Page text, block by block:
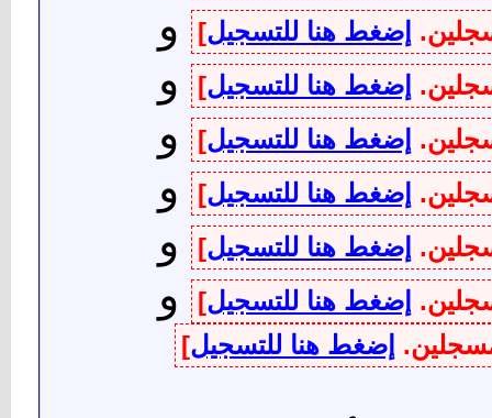
إضغط هنا للتسجيل] و
إضغط هنا للتسجيل] و
إضغط هنا للتسجيل] و
إضغط هنا للتسجيل] و
إضغط هنا للتسجيل] و
إضغط هنا للتسجيل] و
إضغط هنا للتسجيل]